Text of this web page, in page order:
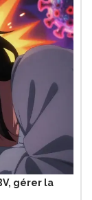
gérer la